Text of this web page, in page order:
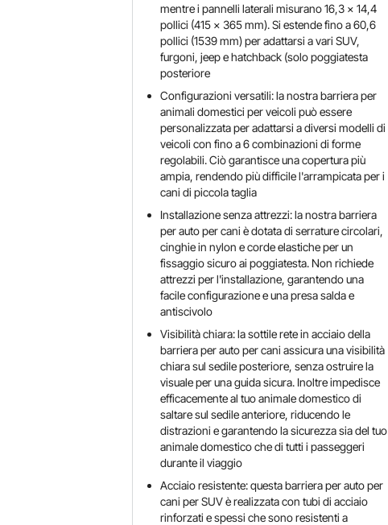
mentre i pannelli laterali misurano 16,3 x 14,4
pollici (415 x 365 mm). Si estende fino a 60,6
pollici (1539 mm) per adattarsi a vari SUV,
furgoni, jeep e hatchback (solo poggiatesta
posteriore
Configurazioni versatili: la nostra barriera per
animali domestici per veicoli può essere
personalizzata per adattarsi a diversi modelli di
veicoli con fino a 6 combinazioni di forme
regolabili. Ciò garantisce una copertura più
ampia, rendendo più difficile l'arrampicata per i
cani di piccola taglia
Installazione senza attrezzi: la nostra barriera
per auto per cani è dotata di serrature circolari,
cinghie in nylon e corde elastiche per un
fissaggio sicuro ai poggiatesta. Non richiede
attrezzi per l'installazione, garantendo una
facile configurazione e una presa salda e
antiscivolo
Visibilità chiara: la sottile rete in acciaio della
barriera per auto per cani assicura una visibilità
chiara sul sedile posteriore, senza ostruire la
visuale per una guida sicura. Inoltre impedisce
efficacemente al tuo animale domestico di
saltare sul sedile anteriore, riducendo le
distrazioni e garantendo la sicurezza sia del tuo
animale domestico che di tutti i passeggeri
durante il viaggio
Acciaio resistente: questa barriera per auto per
cani per SUV è realizzata con tubi di acciaio
rinforzati e spessi che sono resistenti a